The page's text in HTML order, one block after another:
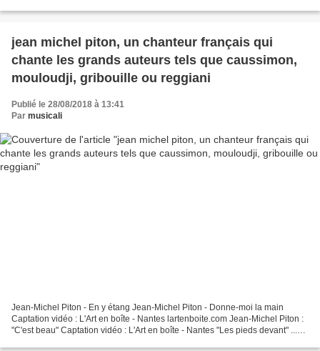
jean michel piton, un chanteur français qui
chante les grands auteurs tels que caussimon,
mouloudji, gribouille ou reggiani
Publié le 28/08/2018 à 13:41
Par musicali
Jean-Michel Piton - En y étang Jean-Michel Piton - Donne-moi la main
Captation vidéo : L'Art en boîte - Nantes lartenboite.com Jean-Michel Piton :
"C'est beau" Captation vidéo : L'Art en boîte - Nantes "Les pieds devant" ...